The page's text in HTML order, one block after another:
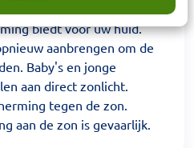
biedt voor uw huid.
aanbrengen om de
Baby's en jonge
aan direct zonlicht.
tegen de zon.
aan de zon is gevaarlijk.